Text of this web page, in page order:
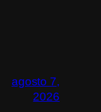
agosto 7,
2026